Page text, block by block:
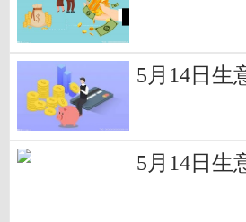
5月14日生
5月14日生